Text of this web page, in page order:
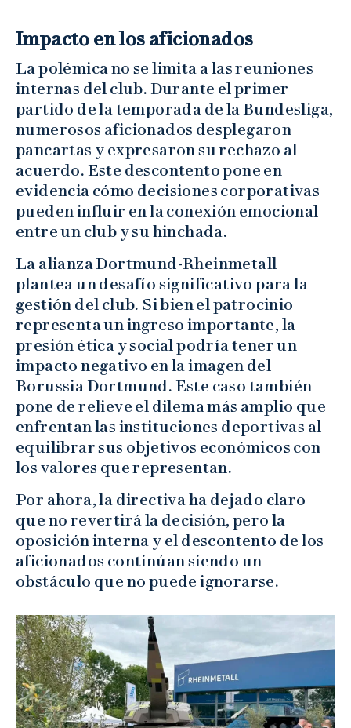
Impacto en los aficionados
La polémica no se limita a las reuniones
internas del club. Durante el primer
partido de la temporada de la Bundesliga,
numerosos aficionados desplegaron
pancartas y expresaron su rechazo al
acuerdo. Este descontento pone en
evidencia cómo decisiones corporativas
pueden influir en la conexión emocional
entre un club y su hinchada.
La alianza Dortmund-Rheinmetall
plantea un desafío significativo para la
gestión del club. Si bien el patrocinio
representa un ingreso importante, la
presión ética y social podría tener un
impacto negativo en la imagen del
Borussia Dortmund. Este caso también
pone de relieve el dilema más amplio que
enfrentan las instituciones deportivas al
equilibrar sus objetivos económicos con
los valores que representan.
Por ahora, la directiva ha dejado claro
que no revertirá la decisión, pero la
oposición interna y el descontento de los
aficionados continúan siendo un
obstáculo que no puede ignorarse.